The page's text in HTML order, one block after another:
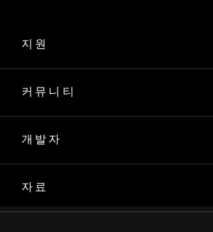
지원
커뮤니티
개발자
자료